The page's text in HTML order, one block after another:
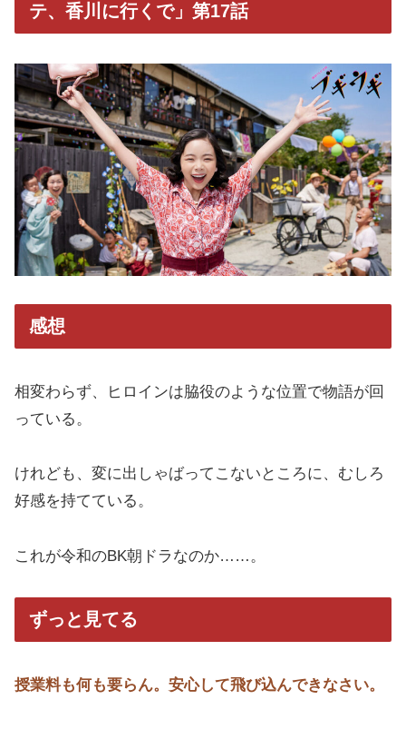
テ、香川に行くで」第17話
感想
相変わらず、ヒロインは脇役のような位置で物語が回
っている。
けれども、変に出しゃばってこないところに、むしろ
好感を持てている。
これが令和のBK朝ドラなのか……。
ずっと見てる
授業料も何も要らん。安心して飛び込んできなさい。